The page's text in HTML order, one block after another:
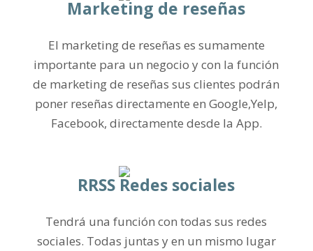
Marketing de reseñas
El marketing de reseñas es sumamente
importante para un negocio y con la función
de marketing de reseñas sus clientes podrán
poner reseñas directamente en Google,Yelp,
Facebook, directamente desde la App.
RRSS Redes sociales
Tendrá una función con todas sus redes
sociales. Todas juntas y en un mismo lugar